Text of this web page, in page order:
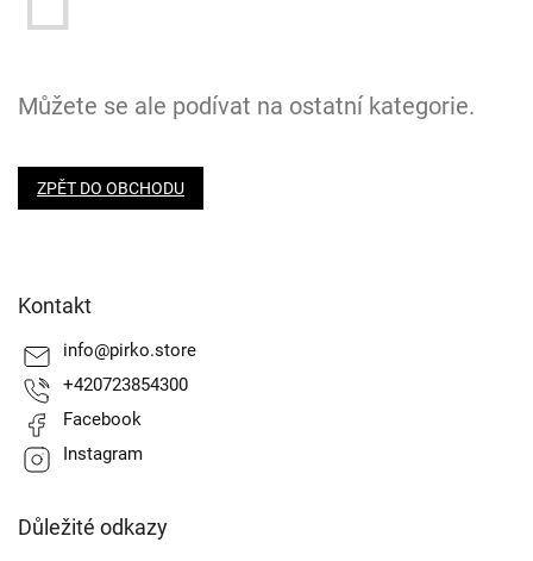
Můžete se ale podívat na ostatní kategorie.
ZPĚT DO OBCHODU
Kontakt
info@pirko.store
+420723854300
Facebook
Instagram
Důležité odkazy